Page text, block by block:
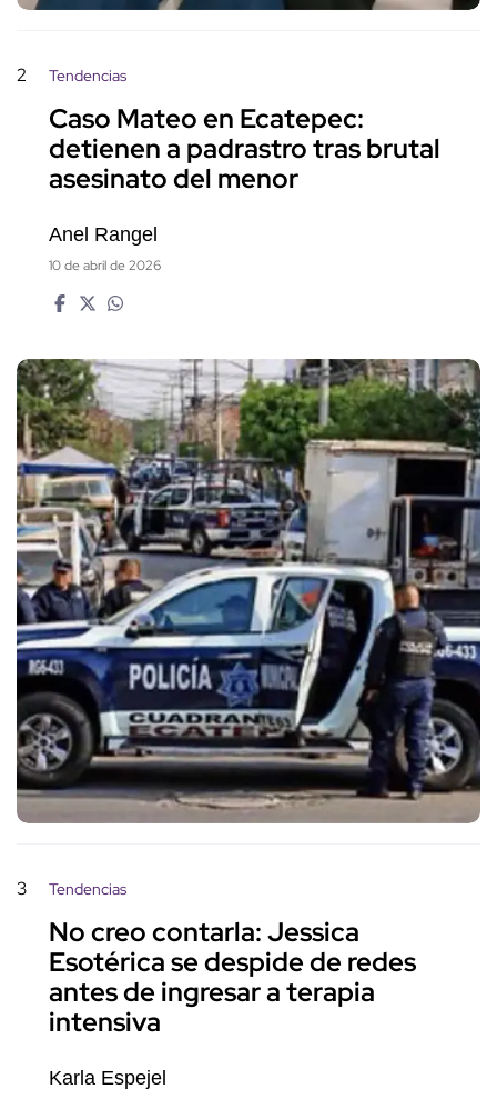
2 Tendencias
Caso Mateo en Ecatepec:
detienen a padrastro tras brutal
asesinato del menor
Anel Rangel
10 de abril de 2026
3 Tendencias
No creo contarla: Jessica
Esotérica se despide de redes
antes de ingresar a terapia
intensiva
Karla Espejel